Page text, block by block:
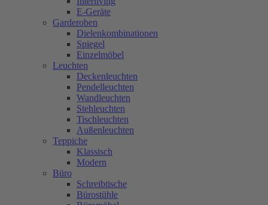
E-Geräte
Garderoben
Dielenkombinationen
Spiegel
Einzelmöbel
Leuchten
Deckenleuchten
Pendelleuchten
Wandleuchten
Stehleuchten
Tischleuchten
Außenleuchten
Teppiche
Klassisch
Modern
Büro
Schreibtische
Bürostühle